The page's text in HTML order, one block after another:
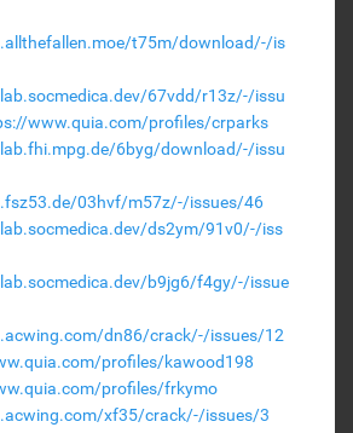
t75m/download/-/is
67vdd/r13z/-/issu
www.quia.com/profiles/crparks
6byg/download/-/issu
03hvf/m57z/-/issues/46
ds2ym/91v0/-/iss
b9jg6/f4gy/-/issue
dn86/crack/-/issues/12
profiles/kawood198
profiles/frkymo
xf35/crack/-/issues/3